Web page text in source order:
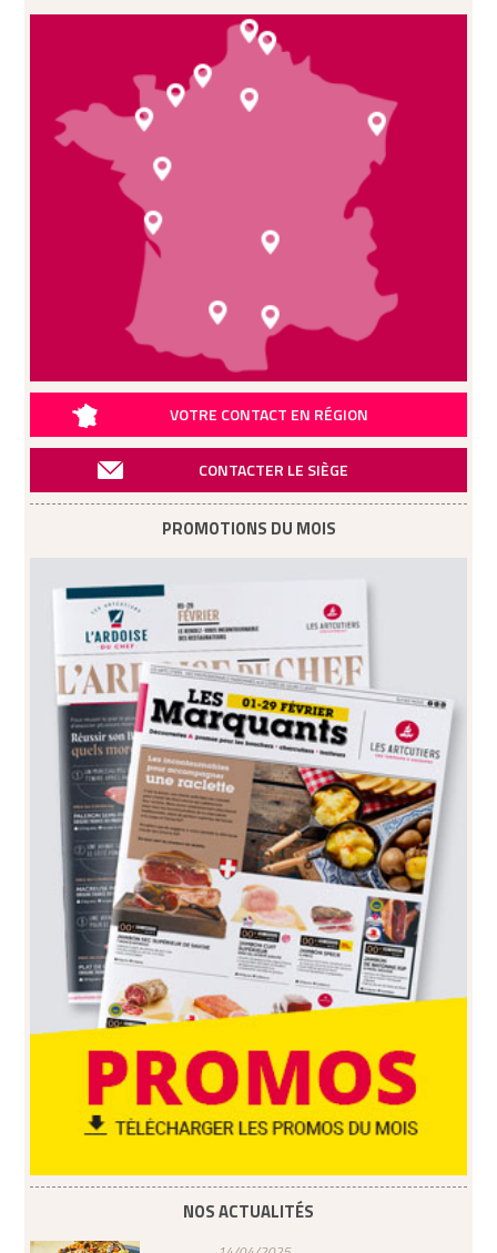
VOTRE CONTACT EN RÉGION
CONTACTER LE SIÈGE
PROMOTIONS DU MOIS
NOS ACTUALITÉS